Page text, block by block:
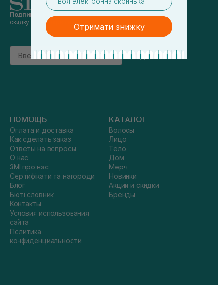
Подпишись на наши новостии получай
скидку 5% на первый заказ
Email
підписатись
ПОМОЩЬ
Оплата и доставка
Как сделать заказ
Ответы на вопросы
О нас
ЗМІ про нас
Сертифікати та нагороди
Блог
Бюті словник
Контакты
Условия использования
сайта
Политика
конфиденциальности
КАТАЛОГ
Волосы
Лицо
Тело
Дом
Мерч
Новинки
Акции и скидки
Бренды
Отримати знижку